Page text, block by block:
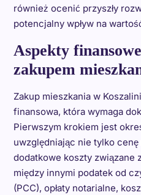
również ocenić przyszły
potencjalny wpływ na
Aspekty
zakupem
Zakup mieszkania w
finansowa, która wymaga
Pierwszym krokiem jest
uwzględniając nie tylko
dodatkowe koszty związane
między innymi podatek od
(PCC), opłaty notarialne,